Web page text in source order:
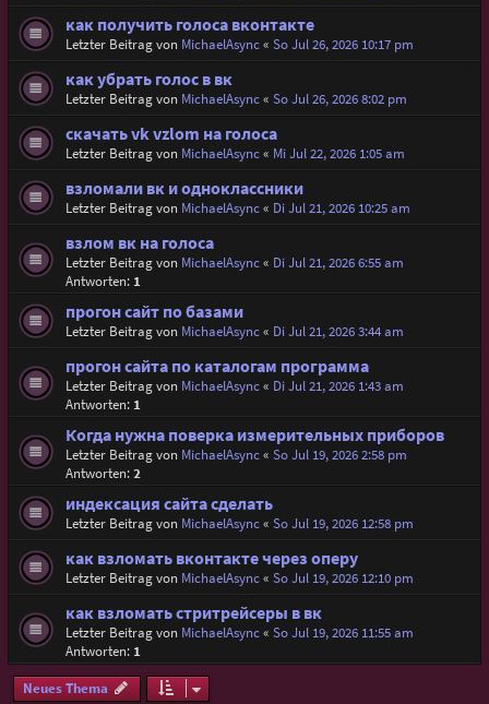
как получить голоса вконтакте
Letzter Beitrag von MichaelAsync« So Jul 26, 2026 10:17 pm
как убрать голос в вк
Letzter Beitrag von MichaelAsync« So Jul 26, 2026 8:02 pm
скачать vk vzlom на голоса
Letzter Beitrag von MichaelAsync« Mi Jul 22, 2026 1:05 am
взломали вк и одноклассники
Letzter Beitrag von MichaelAsync« Di Jul 21, 2026 10:25 am
взлом вк на голоса
Letzter Beitrag von MichaelAsync« Di Jul 21, 2026 6:55 am
Antworten: 1
прогон сайт по базами
Letzter Beitrag von MichaelAsync« Di Jul 21, 2026 3:44 am
прогон сайта по каталогам программа
Letzter Beitrag von MichaelAsync« Di Jul 21, 2026 1:43 am
Antworten: 1
Когда нужна поверка измерительных приборов
Letzter Beitrag von MichaelAsync« So Jul 19, 2026 2:58 pm
Antworten:2
индексация сайта сделать
Letzter Beitrag von MichaelAsync« So Jul 19, 2026 12:58 pm
как взломать вконтакте через оперу
Letzter Beitrag von MichaelAsync« So Jul 19, 2026 12:10 pm
как взломать стритрейсеры в вк
Letzter Beitrag von MichaelAsync« So Jul 19, 2026 11:55 am
Antworten: 1
Neues Thema